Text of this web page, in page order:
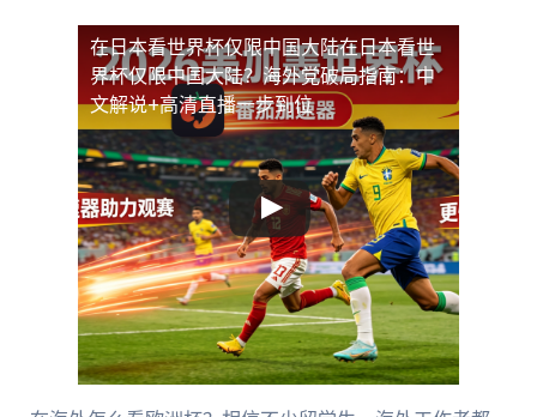
在日本看世界杯仅限中国大陆在日本看世
界杯仅限中国大陆？海外党破局指南：中
文解说+高清直播一步到位